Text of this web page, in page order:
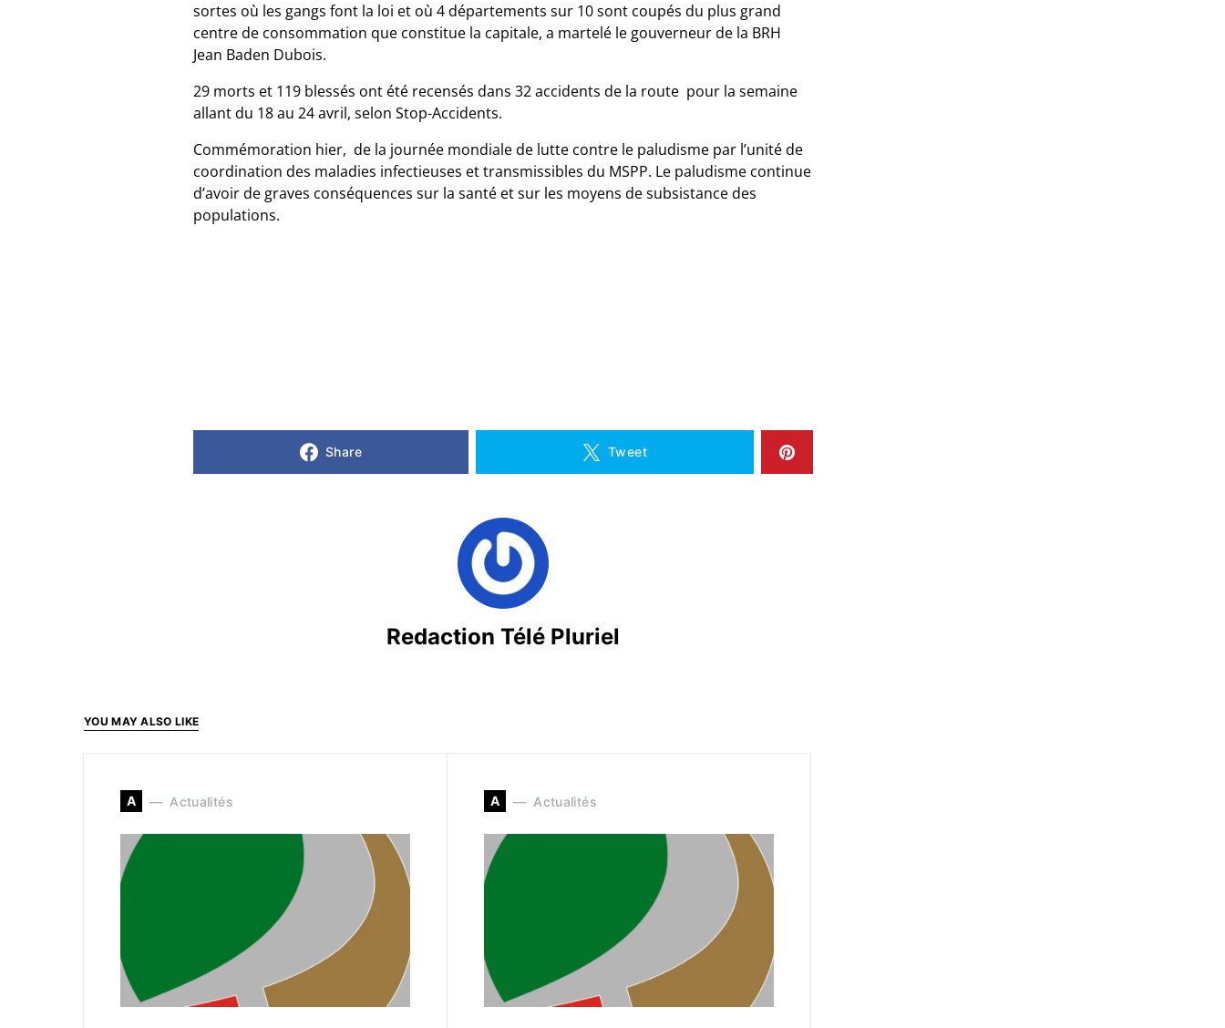
sortes où les gangs font la loi et où 4 départements sur 10 sont coupés du plus grand
centre de consommation que constitue la capitale, a martelé le gouverneur de la BRH
Jean Baden Dubois.
29 morts et 119 blessés ont été recensés dans 32 accidents de la route pour la semaine
allant du 18 au 24 avril, selon Stop-Accidents.
Commémoration hier, de la journée mondiale de lutte contre le paludisme par l’unité de
coordination des maladies infectieuses et transmissibles du MSPP. Le paludisme continue
d’avoir de graves conséquences sur la santé et sur les moyens de subsistance des
populations.
Share Tweet
Redaction Télé Pluriel
YOU MAY ALSO LIKE
A Actualités A Actualités